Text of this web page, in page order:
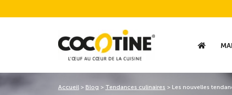
Accueil > Blog > Tendances culinaires > Les nouvelles